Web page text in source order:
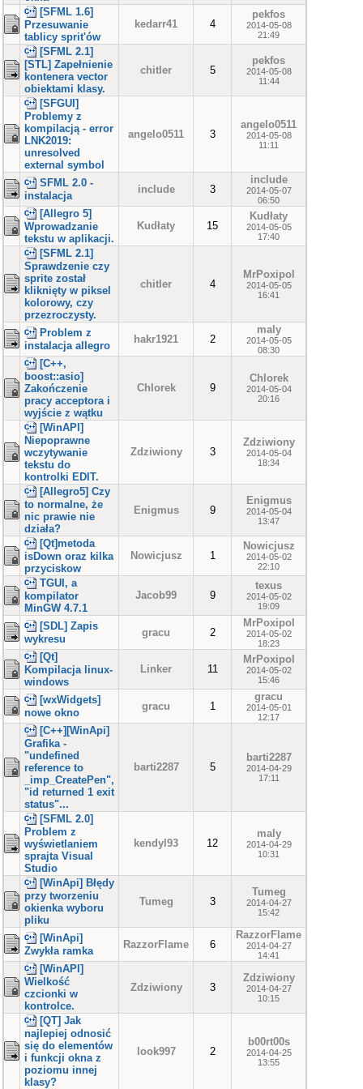
[SFML 1.6]
Przesuwanie
tablicy sprit'ów
kedarr41 4
pekfos
2014-05-08
21:49
[SFML 2.1]
[STL] Zapełnienie
kontenera vector
obiektami klasy.
chitler 5
pekfos
2014-05-08
11:44
[SFGUI]
Problemy z
kompilacją - error
LNK2019:
unresolved
external symbol
angelo0511 3
angelo0511
2014-05-08
11:11
SFML 2.0 -
instalacja
include 3
include
2014-05-07
06:50
[Allegro 5]
Wprowadzanie
tekstu w aplikacji.
Kudłaty 15
Kudłaty
2014-05-05
17:40
[SFML 2.1]
Sprawdzenie czy
sprite został
kliknięty w piksel
kolorowy, czy
przezroczysty.
chitler 4
MrPoxipol
2014-05-05
16:41
Problem z
instalacja allegro
hakr1921 2
maly
2014-05-05
08:30
[C++,
boost::asio]
Zakończenie
pracy acceptora i
wyjście z wątku
Chlorek 9
Chlorek
2014-05-04
20:16
[WinAPI]
Niepoprawne
wczytywanie
tekstu do
kontrolki EDIT.
Zdziwiony 3
Zdziwiony
2014-05-04
18:34
[Allegro5] Czy
to normalne, że
nic prawie nie
działa?
Enigmus 9
Enigmus
2014-05-04
13:47
[Qt]metoda
isDown oraz kilka
przyciskow
Nowicjusz 1
Nowicjusz
2014-05-02
22:10
TGUI, a
kompilator
MinGW 4.7.1
Jacob99 9
texus
2014-05-02
19:09
[SDL] Zapis
wykresu
gracu 2
MrPoxipol
2014-05-02
18:23
[Qt]
Kompilacja linux-
windows
Linker 11
MrPoxipol
2014-05-02
15:46
[wxWidgets]
nowe okno
gracu 1
gracu
2014-05-01
12:17
[C++][WinApi]
Grafika -
"undefined
reference to
_imp_CreatePen",
"id returned 1 exit
status"...
barti2287 5
barti2287
2014-04-29
17:11
[SFML 2.0]
Problem z
wyświetlaniem
sprajta Visual
Studio
kendyl93 12
maly
2014-04-29
10:31
[WinApi] Błędy
przy tworzeniu
okienka wyboru
pliku
Tumeg 3
Tumeg
2014-04-27
15:42
[WinApi]
Zwykła ramka
RazzorFlame 6
RazzorFlame
2014-04-27
14:41
[WinAPI]
Wielkość
czcionki w
kontrolce.
Zdziwiony 3
Zdziwiony
2014-04-27
10:15
[QT] Jak
najlepiej odnosić
się do elementów
i funkcji okna z
poziomu innej
klasy?
look997 2
b00rt00s
2014-04-25
13:55